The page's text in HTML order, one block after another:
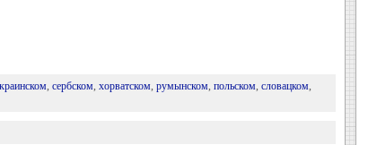
, сербском, хорватском, румынском, польском, словацком,